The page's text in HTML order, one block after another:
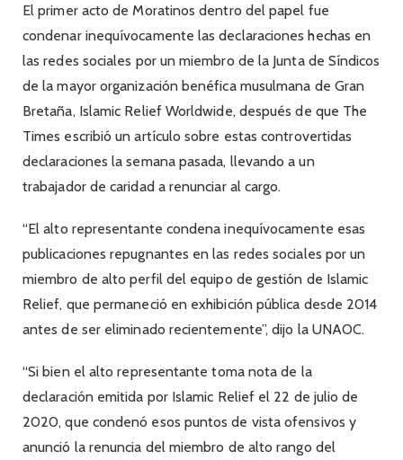
El primer acto de Moratinos dentro del papel fue
condenar inequívocamente las declaraciones hechas en
las redes sociales por un miembro de la Junta de Síndicos
de la mayor organización benéfica musulmana de Gran
Bretaña, Islamic Relief Worldwide, después de que The
Times escribió un artículo sobre estas controvertidas
declaraciones la semana pasada, llevando a un
trabajador de caridad a renunciar al cargo.
“El alto representante condena inequívocamente esas
publicaciones repugnantes en las redes sociales por un
miembro de alto perfil del equipo de gestión de Islamic
Relief, que permaneció en exhibición pública desde 2014
antes de ser eliminado recientemente”, dijo la UNAOC.
“Si bien el alto representante toma nota de la
declaración emitida por Islamic Relief el 22 de julio de
2020, que condenó esos puntos de vista ofensivos y
anunció la renuncia del miembro de alto rango del